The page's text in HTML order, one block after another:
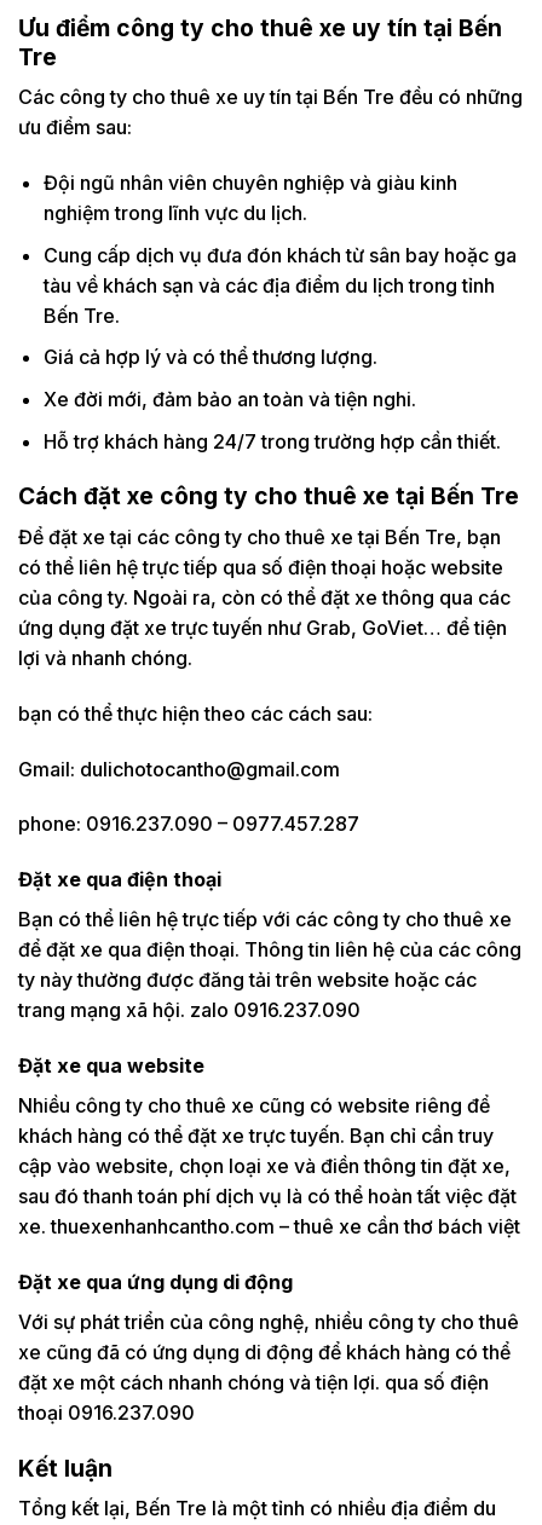
Ưu điểm công ty cho thuê xe uy tín tại Bến
Tre
Các công ty cho thuê xe uy tín tại Bến Tre đều có những
ưu điểm sau:
Đội ngũ nhân viên chuyên nghiệp và giàu kinh
nghiệm trong lĩnh vực du lịch.
Cung cấp dịch vụ đưa đón khách từ sân bay hoặc ga
tàu về khách sạn và các địa điểm du lịch trong tỉnh
Bến Tre.
Giá cả hợp lý và có thể thương lượng.
Xe đời mới, đảm bảo an toàn và tiện nghi.
Hỗ trợ khách hàng 24/7 trong trường hợp cần thiết.
Cách đặt xe công ty cho thuê xe tại Bến Tre
Để đặt xe tại các công ty cho thuê xe tại Bến Tre, bạn
có thể liên hệ trực tiếp qua số điện thoại hoặc website
của công ty. Ngoài ra, còn có thể đặt xe thông qua các
ứng dụng đặt xe trực tuyến như Grab, GoViet… để tiện
lợi và nhanh chóng.
bạn có thể thực hiện theo các cách sau:
Gmail: dulichotocantho@gmail.com
phone: 0916.237.090 – 0977.457.287
Đặt xe qua điện thoại
Bạn có thể liên hệ trực tiếp với các công ty cho thuê xe
để đặt xe qua điện thoại. Thông tin liên hệ của các công
ty này thường được đăng tải trên website hoặc các
trang mạng xã hội. zalo 0916.237.090
Đặt xe qua website
Nhiều công ty cho thuê xe cũng có website riêng để
khách hàng có thể đặt xe trực tuyến. Bạn chỉ cần truy
cập vào website, chọn loại xe và điền thông tin đặt xe,
sau đó thanh toán phí dịch vụ là có thể hoàn tất việc đặt
xe. thuexenhanhcantho.com – thuê xe cần thơ bách việt
Đặt xe qua ứng dụng di động
Với sự phát triển của công nghệ, nhiều công ty cho thuê
xe cũng đã có ứng dụng di động để khách hàng có thể
đặt xe một cách nhanh chóng và tiện lợi. qua số điện
thoại 0916.237.090
Kết luận
Tổng kết lại, Bến Tre là một tỉnh có nhiều địa điểm du